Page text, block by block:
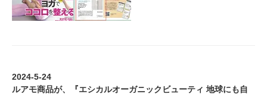
2024-5-24
ルアモ商品が、『エシカルオーガニックビューティ 地球にも自